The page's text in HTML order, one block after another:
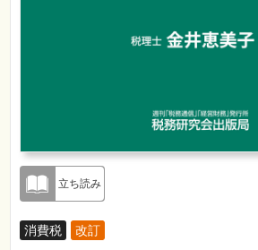
立ち読み
消費税 改訂